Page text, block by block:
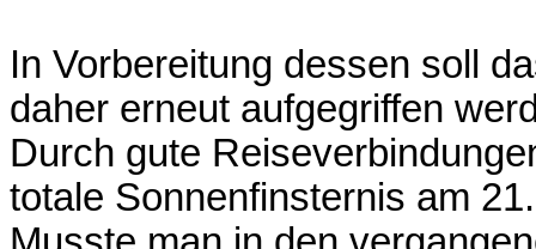
In Vorbereitung dessen soll
daher erneut aufgegriffen
Durch gute
totale Sonnenfinsternis am